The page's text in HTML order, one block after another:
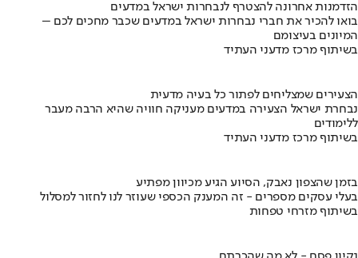
הזדמנות אחרונה להצטרף לנבחרות ישראל במדעים
בואו להכיר את חברי נבחרות ישראל במדעים שכבר מחכים לכם –
המיונים בעיצומם
בשיתוף מרכז מדעני העתיד
הצעירים שמצליחים לפתור כל בעיה מדעית
נבחרת ישראל הצעירה במדעים מעניקה חוויה שהיא הרבה מעבר
ללימודים
בשיתוף מרכז מדעני העתיד
בזמן שהצפון נאבק, הסיוע הגיע מכיוון מפתיע
בעלי עסקים מספרים - זה המענק הכספי שעוזר לנו לחזור למסלול
בשיתוף מזרחי טפחות